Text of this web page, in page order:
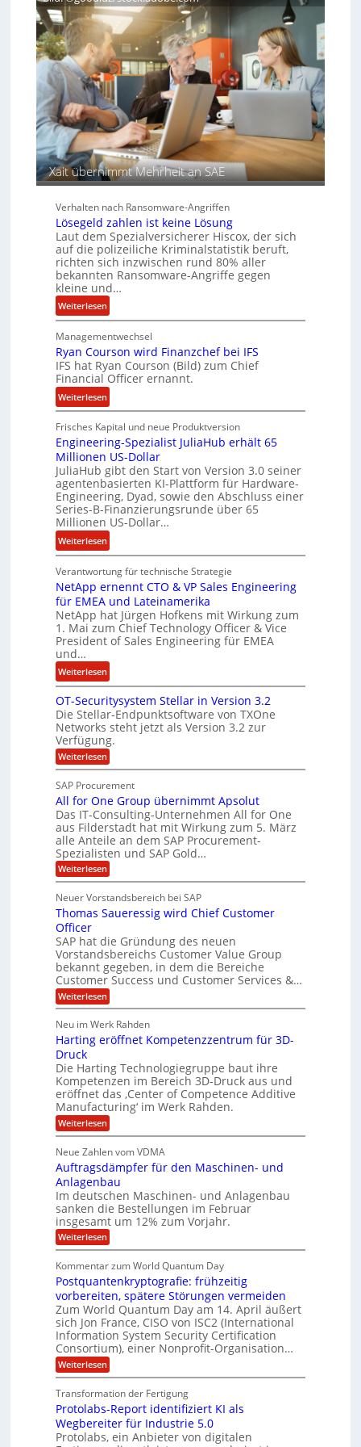
e
r
e
n
e
n
a
u
f
d
e
r
S
p
u
r
T
e
h
A
g
e
n
c
y
a
r
b
e
i
t
e
n
z
u
s
m
m
e
n
Xait übernimmt Mehrheit an SAE
Verhalten nach Ransomware-Angriffen
Lösegeld zahlen ist keine Lösung
Laut dem Spezialversicherer Hiscox, der sich
auf die polizeiliche Kriminalstatistik beruft,
richten sich inzwischen rund 80% aller
bekannten Ransomware-Angriffe gegen
kleine und…
Weiterlesen:
L
ö
s
e
g
e
l
d
z
a
h
l
e
n
i
s
e
i
n
e
ö
s
u
n
g
Managementwechsel
Ryan Courson wird Finanzchef bei IFS
IFS hat Ryan Courson (Bild) zum Chief
Financial Officer ernannt.
Weiterlesen:
R
y
a
n
C
o
u
r
s
o
i
r
d
F
n
a
n
z
c
h
e
e
i
F
S
Frisches Kapital und neue Produktversion
Engineering-Spezialist JuliaHub erhält 65
Millionen US-Dollar
JuliaHub gibt den Start von Version 3.0 seiner
agentenbasierten KI-Plattform für Hardware-
Engineering, Dyad, sowie den Abschluss einer
Series-B-Finanzierungsrunde über 65
Millionen US-Dollar…
Weiterlesen:
E
n
g
n
e
e
r
i
n
g
-
S
p
e
z
i
a
l
i
s
t
J
u
i
a
H
u
b
r
h
l
t
6
5
M
i
l
l
i
o
n
e
U
S
-
D
o
l
l
r
Verantwortung für technische Strategie
NetApp ernennt CTO & VP Sales Engineering
für EMEA und Lateinamerika
NetApp hat Jürgen Hofkens mit Wirkung zum
1. Mai zum Chief Technology Officer & Vice
President of Sales Engineering für EMEA
und…
Weiterlesen:
N
e
t
A
p
p
n
e
n
n
t
C
T
O
V
P
S
a
l
e
s
n
g
i
n
e
r
i
n
g
f
ü
r
E
M
E
A
u
n
d
L
a
t
e
i
OT-Securitysystem Stellar in Version 3.2
Die Stellar-Endpunktsoftware von TXOne
Networks steht jetzt als Version 3.2 zur
Verfügung.
Weiterlesen:
O
-
S
e
c
u
r
i
t
y
y
s
e
m
S
t
e
l
l
r
i
e
r
s
i
o
n
3
.
2
SAP Procurement
All for One Group übernimmt Apsolut
Das IT-Consulting-Unternehmen All for One
aus Filderstadt hat mit Wirkung zum 5. März
alle Anteile an dem SAP Procurement-
Spezialisten und SAP Gold…
Weiterlesen:
A
l
f
r
O
n
e
G
r
o
p
ü
r
n
i
m
m
t
A
p
s
o
l
u
t
Neuer Vorstandsbereich bei SAP
Thomas Saueressig wird Chief Customer
Officer
SAP hat die Gründung des neuen
Vorstandsbereichs Customer Value Group
bekannt gegeben, in dem die Bereiche
Customer Success und Customer Services &…
Weiterlesen:
T
o
m
S
a
u
e
r
e
s
i
g
w
i
r
d
C
h
i
e
f
C
u
s
t
o
m
e
r
O
ff
c
e
Neu im Werk Rahden
Harting eröffnet Kompetenzzentrum für 3D-
Druck
Die Harting Technologiegruppe baut ihre
Kompetenzen im Bereich 3D-Druck aus und
eröffnet das ‚Center of Competence Additive
Manufacturing‘ im Werk Rahden.
Weiterlesen:
H
r
t
i
n
g
e
r
ö
f
n
e
t
K
o
m
p
e
t
e
n
z
e
n
t
Neue Zahlen vom VDMA
Auftragsdämpfer für den Maschinen- und
Anlagenbau
Im deutschen Maschinen- und Anlagenbau
sanken die Bestellungen im Februar
insgesamt um 12% zum Vorjahr.
Weiterlesen:
A
f
t
r
a
g
s
d
ä
m
p
e
f
ü
r
Kommentar zum World Quantum Day
Postquantenkryptografie: frühzeitig
vorbereiten, spätere Störungen vermeiden
Zum World Quantum Day am 14. April äußert
sich Jon France, CISO von ISC2 (International
Information System Security Certification
Consortium), einer Nonprofit-Organisation…
Weiterlesen:
P
s
t
q
u
a
Transformation der Fertigung
Protolabs-Report identifiziert KI als
Wegbereiter für Industrie 5.0
Protolabs, ein Anbieter von digitalen